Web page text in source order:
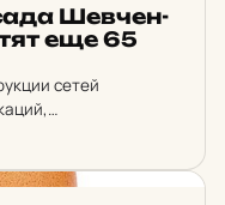
Шев­чен­
еще 65
сетей
и системы